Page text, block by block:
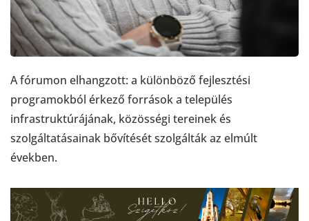
A fórumon elhangzott: a különböző fejlesztési
programokból érkező források a település
infrastruktúrájának, közösségi tereinek és
szolgáltatásainak bővítését szolgálták az elmúlt
években.